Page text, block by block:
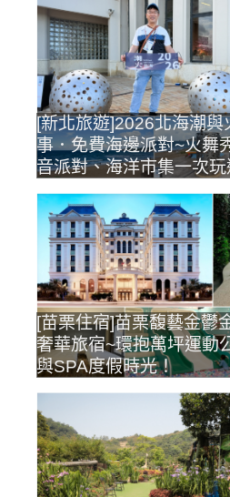
[新北旅遊]2026北海潮
事．免費海邊派對~火舞
音派對、海洋市集一次
[苗栗住宿]苗栗馥藝金鬱
奢華旅宿~環抱萬坪運動
與SPA度假時光！